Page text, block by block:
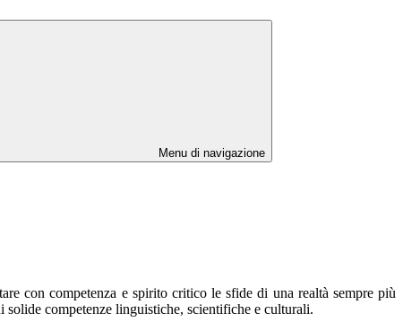
Menu di navigazione
con competenza e spirito critico le sfide di una realtà sempre più
competenze linguistiche, scientifiche e culturali.